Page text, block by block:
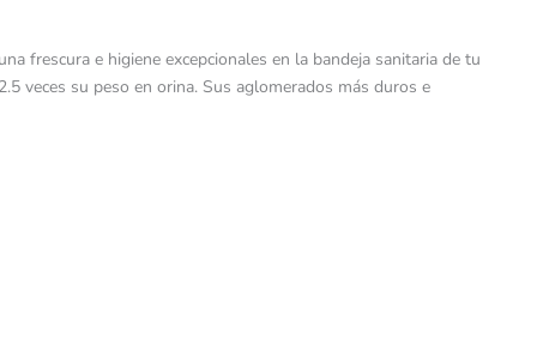
frescura e higiene excepcionales en la bandeja sanitaria de tu
veces su peso en orina. Sus aglomerados más duros e